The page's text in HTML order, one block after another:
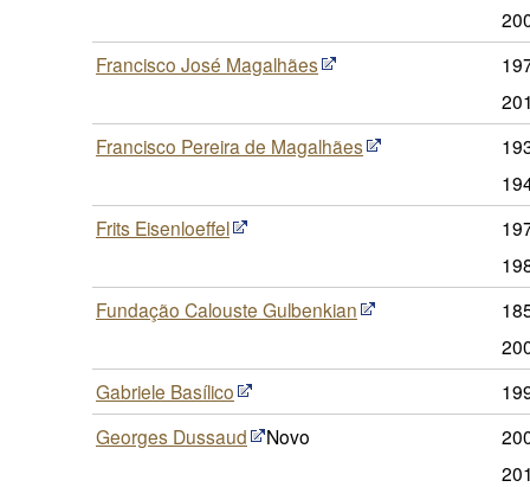
Francisco José Magalhães
Francisco Pereira de Magalhães
Frits Eisenloeffel
Fundação Calouste Gulbenkian
Gabriele Basílico
Georges Dussaud
Novo